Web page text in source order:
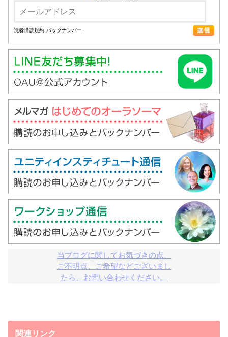
読者購読規約 バックナンバー
当ブログに関してお気づきの点、
ご不明点、ご希望などございまし
たら、お問い合わせください。
関連リンク